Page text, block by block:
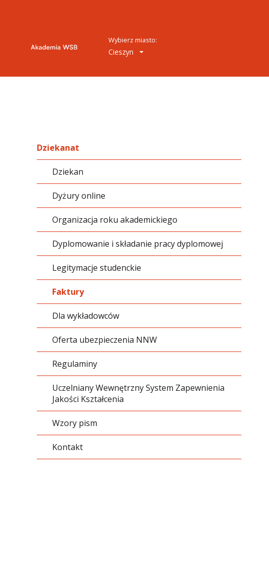
Wybierz miasto:
Cieszyn
Dziekanat
Dziekan
Dyżury online
Organizacja roku akademickiego
Dyplomowanie i składanie pracy dyplomowej
Legitymacje studenckie
Faktury
Dla wykładowców
Oferta ubezpieczenia NNW
Regulaminy
Uczelniany Wewnętrzny System Zapewnienia
Jakości Kształcenia
Wzory pism
Kontakt